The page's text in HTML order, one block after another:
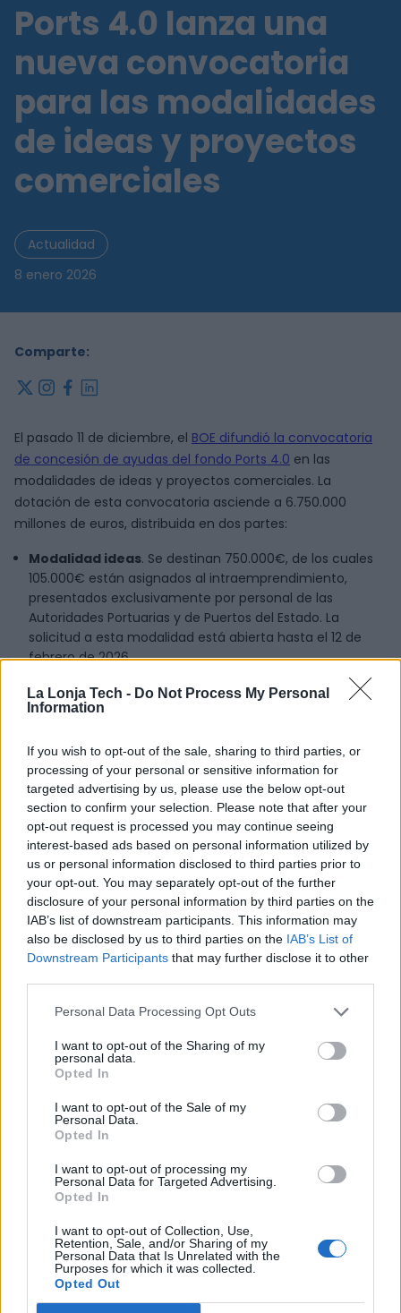
La Lonja Tech - Do Not Process My Personal
Information
If you wish to opt-out of the sale, sharing to third parties, or
processing of your personal or sensitive information for
targeted advertising by us, please use the below opt-out
section to confirm your selection. Please note that after your
opt-out request is processed you may continue seeing
interest-based ads based on personal information utilized by
us or personal information disclosed to third parties prior to
your opt-out. You may separately opt-out of the further
disclosure of your personal information by third parties on the
IAB’s list of downstream participants. This information may
also be disclosed by us to third parties on the IAB’s List of
Downstream Participants that may further disclose it to other
Personal Data Processing Opt Outs
I want to opt-out of the Sharing of my
personal data.
Opted In
I want to opt-out of the Sale of my
Personal Data.
Opted In
I want to opt-out of processing my
Personal Data for Targeted Advertising.
Opted In
I want to opt-out of Collection, Use,
Retention, Sale, and/or Sharing of my
Personal Data that Is Unrelated with the
Purposes for which it was collected.
Opted Out
Ports 4.0 lanza una
nueva convocatoria
para las modalidades
de ideas y proyectos
comerciales
Actualidad
8 enero 2026
Comparte:
x instagram
facebook
El pasado 11 de diciembre, el BOE difundió la convocatoria
de concesión de ayudas del fondo Ports 4.0 en las
modalidades de ideas y proyectos comerciales. La
dotación de esta convocatoria asciende a 6.750.000
millones de euros, distribuida en dos partes:
Modalidad ideas. Se destinan 750.000€, de los cuales
105.000€ están asignados al intraemprendimiento,
presentados exclusivamente por personal de las
Autoridades Portuarias y de Puertos del Estado. La
solicitud a esta modalidad está abierta hasta el 12 de
febrero de 2026.
Modalidad de proyectos comerciales
destinados los 6.000.000€ restantes. En este caso, la
La presentación de la solicitud debe hacerse en ambos
casos electrónicamente.
Las ayudas Ports 4.0 tienen el objetivo de activar la
inversión pública y privada en innovación para la
transformación y fortalecimiento de la digitalización en el
sector del transporte, logística y puertos. Además de
favorecer la aplicación de nuevos conocimientos y
tecnologías disruptivas, nuevos usos de tecnologías no
aplicadas al sector, así como actividades de investigación
generadoras de valor añadido para la comunidad
logístico-portuaria.
En la misma línea, estas ayudas también están dirigidas a
financiar la puesta en marcha y maduración tecnológica
de ideas y proyectos que desarrollen nuevas tecnologías,
introduzcan productos, servicios o procesos innovadores
en el mercado o mejoren los ya existentes dentro del
ecosistema logístico-portuario o relacionados con el
mismo. Puedes consultar
¿Qué es el Fondo Ports
4.0?
El Fondo Ports 4.0. nació como un modelo de innovación
abierta corporativa del sistema portuario español con